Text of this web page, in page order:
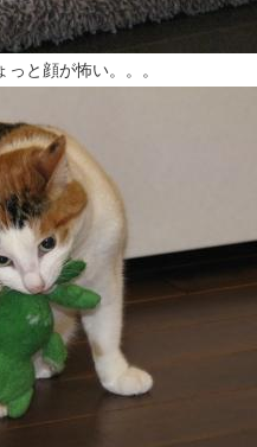
っと顔が怖い。。。